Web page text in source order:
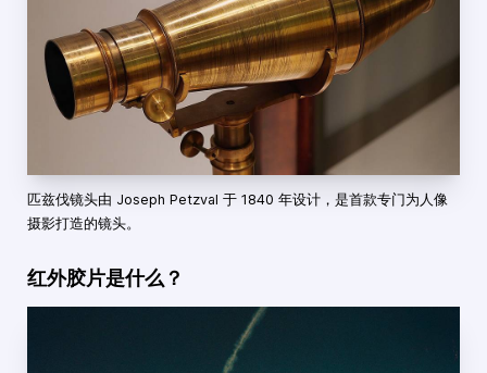
匹兹伐镜头由 Joseph Petzval 于 1840 年设计，是首款专门为人像
摄影打造的镜头。
红外胶片是什么？